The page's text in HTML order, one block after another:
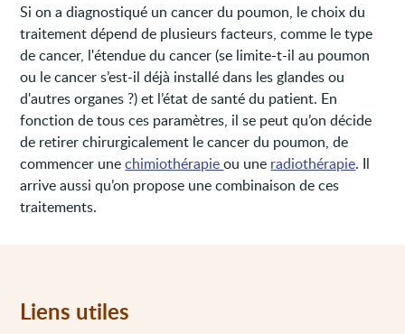
Si on a diagnostiqué un cancer du poumon, le choix du
traitement dépend de plusieurs facteurs, comme le type
de cancer, l'étendue du cancer (se limite-t-il au poumon
ou le cancer s’est-il déjà installé dans les glandes ou
d'autres organes ?) et l’état de santé du patient. En
fonction de tous ces paramètres, il se peut qu’on décide
de retirer chirurgicalement le cancer du poumon, de
commencer unechimiothérapieou une radiothérapie. Il
arrive aussi qu’on propose une combinaison de ces
traitements.
Liens utiles